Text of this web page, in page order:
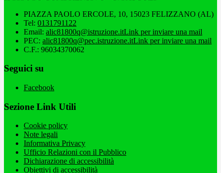
PIAZZA PAOLO ERCOLE, 10, 15023 FELIZZANO (AL)
Tel: 0131791122
Email: alic81800q@istruzione.itLink per inviare una mail
PEC: alic81800q@pec.istruzione.itLink per inviare una mail
C.F.: 96034370062
Seguici su
Facebook
Sezione Link Utili
Cookie policy
Note legali
Informativa Privacy
Ufficio Relazioni con il Pubblico
Dichiarazione di accessibilità
Obiettivi di accessibilità